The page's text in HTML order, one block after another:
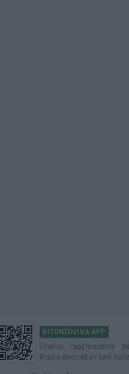
BITONTOVIVA APP
Scarica l'applicazione
iPad e Android e ricevi